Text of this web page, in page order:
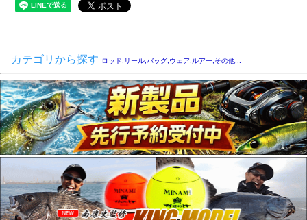
カテゴリから探す ロッド,リール,バッグ,ウェア,ルアー,その他...